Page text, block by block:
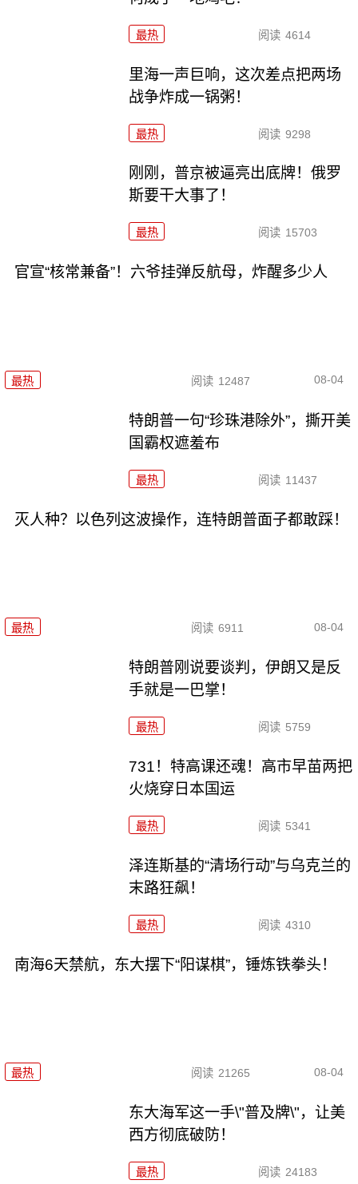
最热 阅读 4614
里海一声巨响，这次差点把两场
战争炸成一锅粥！
最热 阅读 9298
刚刚，普京被逼亮出底牌！俄罗
斯要干大事了！
最热 阅读 15703
官宣“核常兼备”！六爷挂弹反航母，炸醒多少人
最热 阅读 12487 08-04
特朗普一句“珍珠港除外”，撕开美
国霸权遮羞布
最热 阅读 11437
灭人种？以色列这波操作，连特朗普面子都敢踩！
最热 阅读 6911 08-04
特朗普刚说要谈判，伊朗又是反
手就是一巴掌！
最热 阅读 5759
731！特高课还魂！高市早苗两把
火烧穿日本国运
最热 阅读 5341
泽连斯基的“清场行动”与乌克兰的
末路狂飙！
最热 阅读 4310
南海6天禁航，东大摆下“阳谋棋”，锤炼铁拳头！
最热 阅读 21265 08-04
东大海军这一手\"普及牌\"，让美
西方彻底破防！
最热 阅读 24183